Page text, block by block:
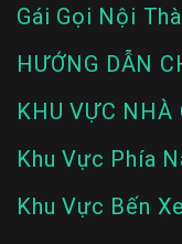
Gái Gọi Nội
HƯỚNG DẪN
KHU VỰC NHÀ
Khu Vực Phía
Khu Vực Bến